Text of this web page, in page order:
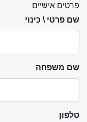
פרטים אישיים
שם פרטי \ כינוי
שם משפחה
טלפון